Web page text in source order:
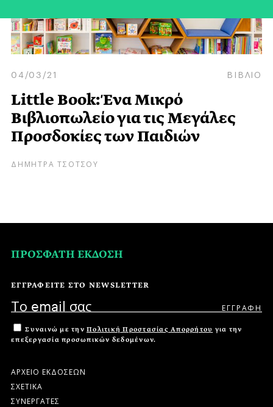
04/03/21 ΒΙΒΛΙΟ
Little Book: Ένα Μικρό
Βιβλιοπωλείο για τις Μεγάλες
Προσδοκίες των Παιδιών
ΔΗΜΗΤΡΑ ΤΣΟΤΣΟΥ
ΠΡΟΣΦΑΤΗ ΕΚΔΟΣΗ
ΕΓΓΡΑΦΕΙΤΕ ΣΤΟ NEWSLETTER
Συναινώ με την Πολιτική Προστασίας Απορρήτου για την
επεξεργασία προσωπικών δεδομένων.
ΑΡΧΕΙΟ ΕΚΔΟΣΕΩΝ
ΣΧΕΤΙΚΑ
ΣΥΝΕΡΓΑΤΕΣ